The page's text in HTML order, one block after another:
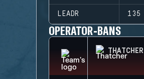
LEADR 135
OPERATOR-BANS
THATCHER